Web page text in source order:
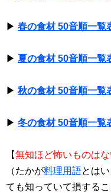
▶ 春の食材 50音順一覧
▶ 夏の食材 50音順一覧
▶ 秋の食材 50音順一覧
▶ 冬の食材 50音順一覧
【無知ほど怖いものはな
（たかが料理用語とは
ても知っていて損する